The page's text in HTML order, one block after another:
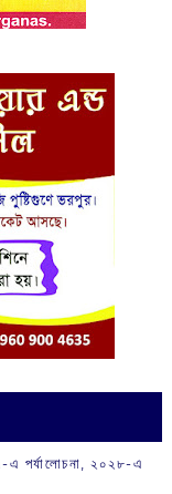
এ পর্যালোচনা, ২০২৮-এ